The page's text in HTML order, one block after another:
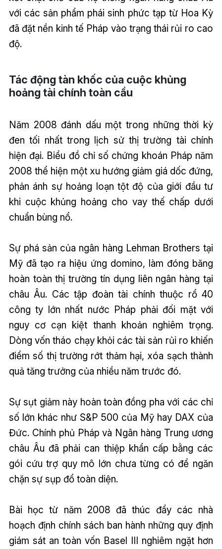
với các sản phẩm phái sinh phức tạp từ Hoa Kỳ
đã đặt nền kinh tế Pháp vào trạng thái rủi ro cao
độ.
Tác động tàn khốc của cuộc khủng
hoảng tài chính toàn cầu
Năm 2008 đánh dấu một trong những thời kỳ
đen tối nhất trong lịch sử thị trường tài chính
hiện đại. Biểu đồ chỉ số chứng khoán Pháp năm
2008 thể hiện một xu hướng giảm giá dốc đứng,
phản ánh sự hoảng loạn tột độ của giới đầu tư
khi cuộc khủng hoảng cho vay thế chấp dưới
chuẩn bùng nổ.
Sự phá sản của ngân hàng Lehman Brothers tại
Mỹ đã tạo ra hiệu ứng domino, làm đóng băng
hoàn toàn thị trường tín dụng liên ngân hàng tại
châu Âu. Các tập đoàn tài chính thuộc rổ 40
công ty lớn nhất nước Pháp phải đối mặt với
nguy cơ cạn kiệt thanh khoản nghiêm trọng.
Dòng vốn tháo chạy khỏi các tài sản rủi ro khiến
điểm số thị trường rớt thảm hại, xóa sạch thành
quả tăng trưởng của nhiều năm trước đó.
Sự sụt giảm này hoàn toàn đồng pha với các chỉ
số lớn khác như S&P 500 của Mỹ hay DAX của
Đức. Chính phủ Pháp và Ngân hàng Trung ương
châu Âu đã phải can thiệp khẩn cấp bằng các
gói cứu trợ quy mô lớn chưa từng có để ngăn
chặn sự sụp đổ toàn diện.
Bài học từ năm 2008 đã thúc đẩy các nhà
hoạch định chính sách ban hành những quy định
giám sát an toàn vốn Basel III nghiêm ngặt hơn